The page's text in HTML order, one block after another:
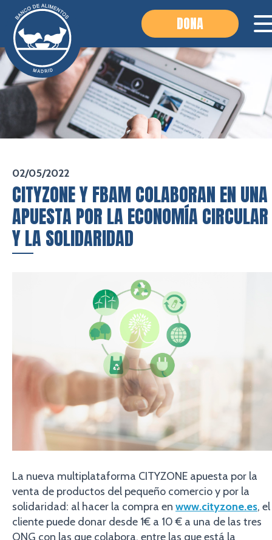
DONA
02/05/2022
CITYZONE Y FBAM COLABORAN EN UNA
APUESTA POR LA ECONOMÍA CIRCULAR
Y LA SOLIDARIDAD
La nueva multiplataforma CITYZONE apuesta por la
venta de productos del pequeño comercio y por la
solidaridad: al hacer la compra en www.cityzone.es, el
cliente puede donar desde 1€ a 10 € a una de las tres
ONG con las que colabora, entre las que está la